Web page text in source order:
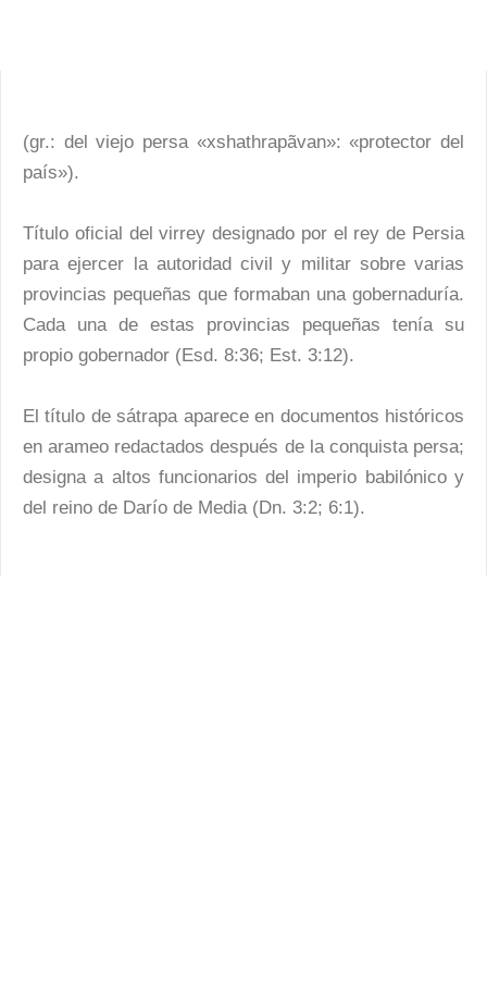
(gr.: del viejo persa «xshathrapãvan»: «protector del
país»).
Título oficial del virrey designado por el rey de Persia
para ejercer la autoridad civil y militar sobre varias
provincias pequeñas que formaban una gobernaduría.
Cada una de estas provincias pequeñas tenía su
propio gobernador (Esd. 8:36; Est. 3:12).
El título de sátrapa aparece en documentos históricos
en arameo redactados después de la conquista persa;
designa a altos funcionarios del imperio babilónico y
del reino de Darío de Media (Dn. 3:2; 6:1).